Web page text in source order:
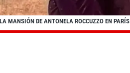
MANSIÓN DE ANTONELA ROCCUZZO EN PARÍS